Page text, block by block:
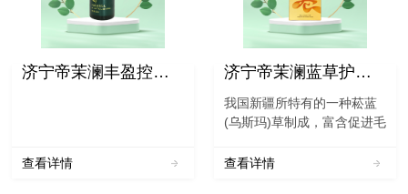
济宁帝茉澜丰盈控油洗发水
查看详情
济宁帝茉澜蓝草护发粉
我国新疆所特有的一种菘蓝
(乌斯玛)草制成，富含促进毛
炎、抗病毒、凉血等功效。
查看详情